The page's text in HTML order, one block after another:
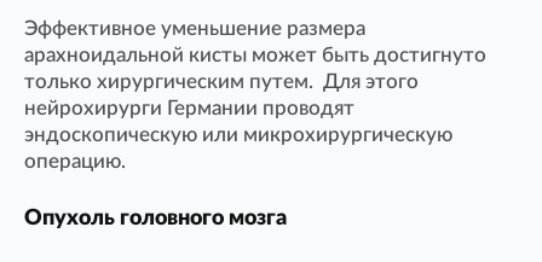
Эффективное уменьшение размера
арахноидальной кисты может быть достигнуто
только хирургическим путем. Для этого
нейрохирурги Германии проводят
эндоскопическую или микрохирургическую
операцию.
Опухоль головного мозга